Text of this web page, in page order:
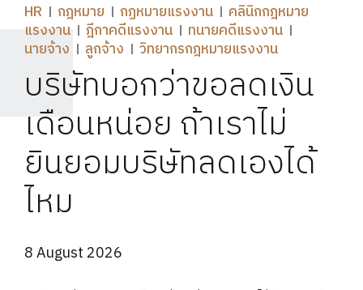
HR กฎหมาย กฏหมายแรงงาน
คลินิกกฎหมาย
แรงงาน
ฎีกาคดีแรงงาน
ทนายคดีแรงงาน
นายจ้าง
ลูกจ้าง วิทยากรกฎหมายแรงงาน
บริษัทบอกว่าขอลดเงิน
เดือนหน่อย ถ้าเราไม่
ยินยอมบริษัทลดเองได้
ไหม
8 August 2026